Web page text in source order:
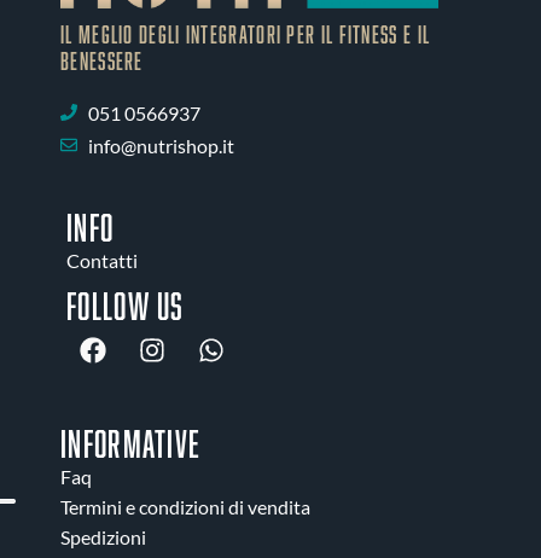
IL MEGLIO DEGLI Integratori PER IL FITNESS E IL
BENESSERE
051 0566937
info@nutrishop.it
INFO
Contatti
Follow us
INFORMATIVE
Faq
Termini e condizioni di vendita
Spedizioni